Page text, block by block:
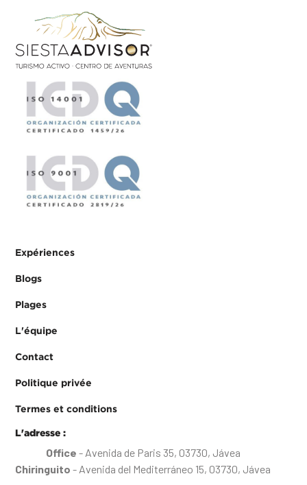
Expériences
Blogs
Plages
L'équipe
Contact
Politique privée
Termes et conditions
L'adresse :
Office - Avenida de Paris 35, 03730, Jávea
Chiringuito - Avenida del Mediterráneo 15, 03730, Jávea